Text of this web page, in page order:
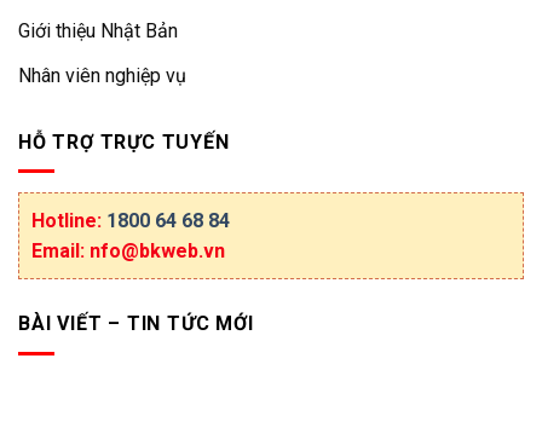
Giới thiệu Nhật Bản
Nhân viên nghiệp vụ
HỖ TRỢ TRỰC TUYẾN
Hotline: 1800 64 68 84
Email: nfo@bkweb.vn
BÀI VIẾT – TIN TỨC MỚI